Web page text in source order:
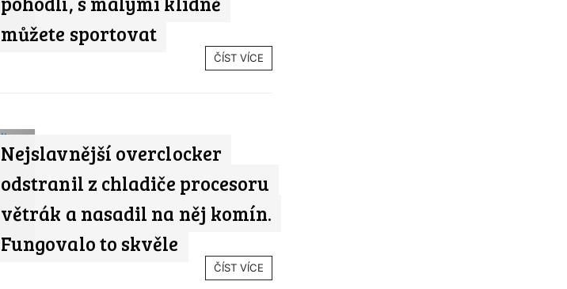
můžete sportovat
ČÍST VÍCE
Nejslavnější overclocker
odstranil z chladiče procesoru
větrák a nasadil na něj komín.
Fungovalo to skvěle
ČÍST VÍCE